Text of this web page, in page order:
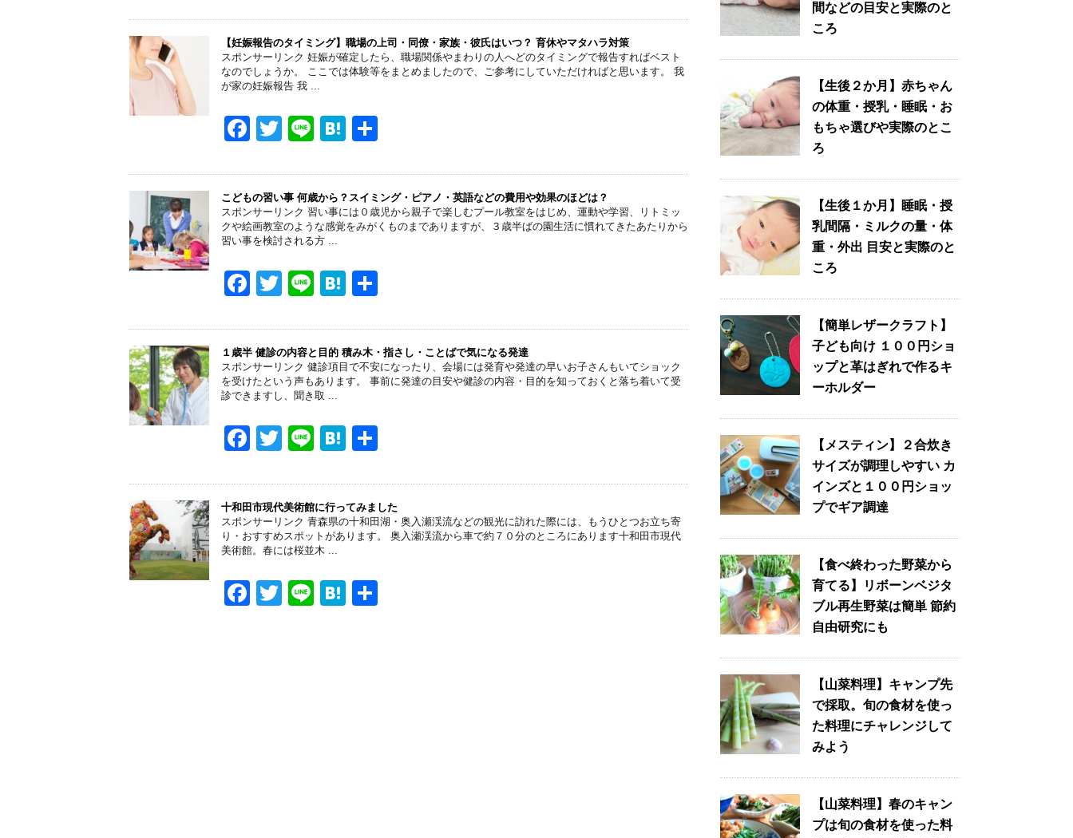
c
e
b
o
tt
er
e
e
n
a
【妊娠報告のタイミング】職場の上司・同僚・家族・彼氏はいつ？ 育休やマタハラ対策
スポンサーリンク 妊娠が確定したら、職場関係やまわりの人へどのタイミングで報告すればベスト
なのでしょうか。 ここでは体験等をまとめましたので、ご参考にしていただければと思います。 我
が家の妊娠報告 我 ...
F
c
e
b
o
T
tt
er
Li
e
H
e
n
a
こどもの習い事 何歳から？スイミング・ピアノ・英語などの費用や効果のほどは？
スポンサーリンク 習い事には０歳児から親子で楽しむプール教室をはじめ、運動や学習、リトミッ
クや絵画教室のような感覚をみがくものまでありますが、３歳半ばの園生活に慣れてきたあたりから
習い事を検討される方 ...
F
c
e
b
o
T
tt
er
Li
e
H
e
n
a
１歳半 健診の内容と目的 積み木・指さし・ことばで気になる発達
スポンサーリンク 健診項目で不安になったり、会場には発育や発達の早いお子さんもいてショック
を受けたという声もあります。 事前に発達の目安や健診の内容・目的を知っておくと落ち着いて受
診できますし、聞き取 ...
F
c
e
b
o
T
tt
er
Li
e
H
e
n
a
十和田市現代美術館に行ってみました
スポンサーリンク 青森県の十和田湖・奥入瀬渓流などの観光に訪れた際には、もうひとつお立ち寄
り・おすすめスポットがあります。 奥入瀬渓流から車で約７０分のところにあります十和田市現代
美術館。春には桜並木 ...
F
T
Li
H
間などの目安と実際のと
ころ
【生後２か月】赤ちゃん
の体重・授乳・睡眠・お
もちゃ選びや実際のとこ
ろ
【生後１か月】睡眠・授
乳間隔・ミルクの量・体
重・外出 目安と実際のと
ころ
【簡単レザークラフト】
子ども向け １００円ショ
ップと革はぎれで作るキ
ーホルダー
【メスティン】２合炊き
サイズが調理しやすい カ
インズと１００円ショッ
プでギア調達
【食べ終わった野菜から
育てる】リボーンベジタ
ブル再生野菜は簡単 節約
自由研究にも
【山菜料理】キャンプ先
で採取。旬の食材を使っ
た料理にチャレンジして
みよう
【山菜料理】春のキャン
プは旬の食材を使った料